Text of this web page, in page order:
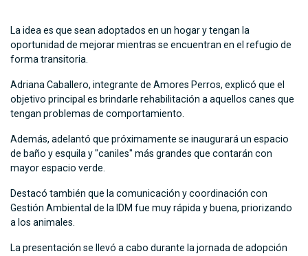
La idea es que sean adoptados en un hogar y tengan la
oportunidad de mejorar mientras se encuentran en el refugio de
forma transitoria.
Adriana Caballero, integrante de Amores Perros, explicó que el
objetivo principal es brindarle rehabilitación a aquellos canes que
tengan problemas de comportamiento.
Además, adelantó que próximamente se inaugurará un espacio
de baño y esquila y "caniles" más grandes que contarán con
mayor espacio verde.
Destacó también que la comunicación y coordinación con
Gestión Ambiental de la IDM fue muy rápida y buena, priorizando
a los animales.
La presentación se llevó a cabo durante la jornada de adopción